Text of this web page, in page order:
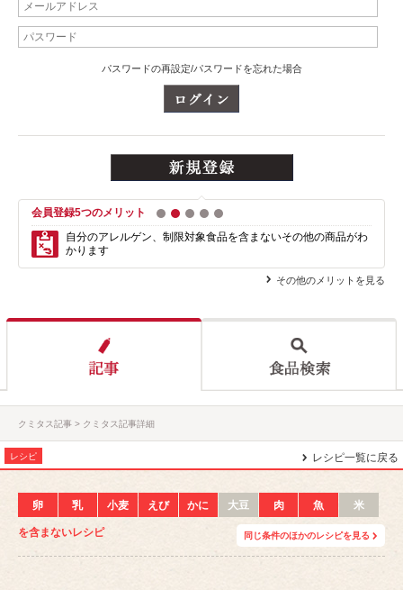
パスワードの再設定/パスワードを忘れた場合
会員登録5つのメリット 1 2 3 4
自分のアレルゲン、制限対象食品を含まないその他の商品がわ
かります
その他のメリットを見る
クミタス記事 クミタス記事詳細
レシピ レシピ一覧に戻る
卵 乳 小麦 えび かに 大豆 肉 魚 米
を含まないレシピ 同じ条件のほかのレシピを見る